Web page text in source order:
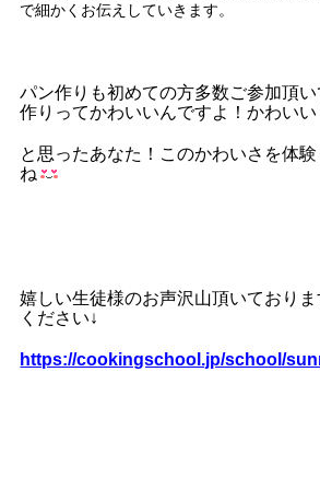
で細かくお伝えしていきます。
パン作りも初めての方多数ご参加頂
作りってかわいいんですよ！かわいい
と思ったあなた！このかわいさを体
ね
嬉しい生徒様のお声沢山頂いており
ください↓
https://cookingschool.jp/school/